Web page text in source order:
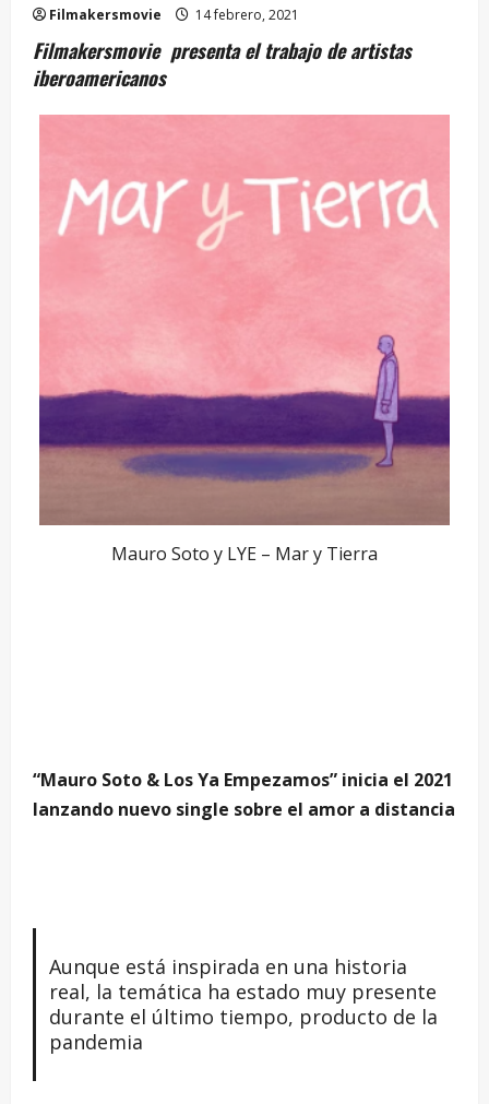
Filmakersmovie 14 febrero, 2021
Filmakersmovie presenta el trabajo de artistas
iberoamericanos
Mauro Soto y LYE – Mar y Tierra
“Mauro Soto & Los Ya Empezamos” inicia el 2021
lanzando nuevo single sobre el amor a distancia
Aunque está inspirada en una historia
real, la temática ha estado muy presente
durante el último tiempo, producto de la
pandemia